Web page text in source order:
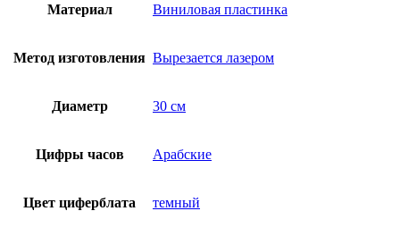
Материал Виниловая пластинка
Метод изготовления Вырезается лазером
Диаметр 30 см
Цифры часов Арабские
Цвет циферблата темный